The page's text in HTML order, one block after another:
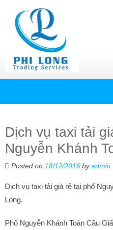
Dịch vụ taxi tải
Nguyễn Khánh
Posted on 18/12/2016 byadmin
Dịch vụ taxi tải giá rẻ tại phố
Long.
Phố Nguyễn Khánh Toàn Cầu